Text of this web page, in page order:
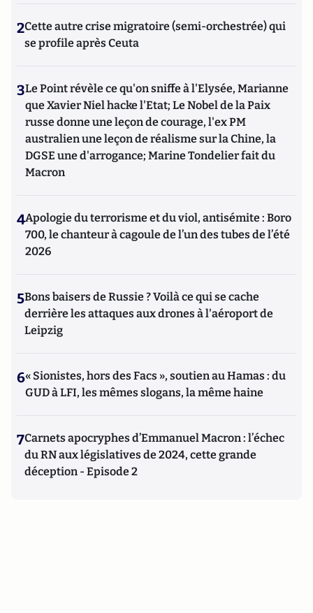
2Cette autre crise migratoire (semi-orchestrée) qui
se profile après Ceuta
3Le Point révèle ce qu'on sniffe à l'Elysée, Marianne
que Xavier Niel hacke l'Etat; Le Nobel de la Paix
russe donne une leçon de courage, l'ex PM
australien une leçon de réalisme sur la Chine, la
DGSE une d'arrogance; Marine Tondelier fait du
Macron
4Apologie du terrorisme et du viol, antisémite : Boro
700, le chanteur à cagoule de l’un des tubes de l’été
2026
5Bons baisers de Russie ? Voilà ce qui se cache
derrière les attaques aux drones à l'aéroport de
Leipzig
6« Sionistes, hors des Facs », soutien au Hamas : du
GUD à LFI, les mêmes slogans, la même haine
7Carnets apocryphes d’Emmanuel Macron : l’échec
du RN aux législatives de 2024, cette grande
déception - Episode 2